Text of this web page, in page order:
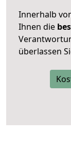
Innerhalb
Ihnen die
überlassen